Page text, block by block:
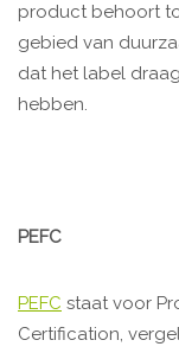
product behoort
gebied van
dat het label
hebben.
PEFC
PEFC staat voor
Certification,